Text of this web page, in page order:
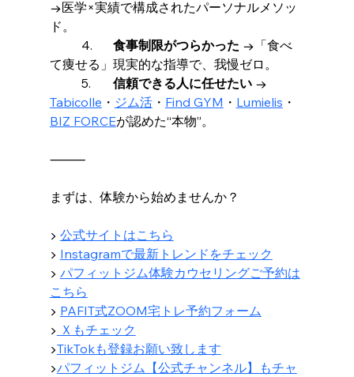
→医学×実績で構成されたパーソナルメソッ
ド。
食事制限がつらかった →「食べ
て痩せる」現実的な指導で、我慢ゼロ。
信頼できる人に任せたい →
Tabicolle ・ ジム活・ Find GYM ・ Lumielis ・
BIZ FORCEが認めた“本物”。
⸻
まずは、体験から始めませんか？
▶ 公式サイトはこちら
▶ Instagramで最新トレンドをチェック
▶ パフィットジム体験カウセリングご予約は
こちら
▶︎ PAFIT式ZOOM宅トレ予約フォーム
▶︎ Ｘもチェック
▶︎TikTokも登録お願い致します
▶︎パフィットジム【公式チャンネル】もチャ